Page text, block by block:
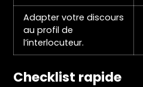
Adapter votre discours
au profil de
l’interlocuteur.
Checklist rapide